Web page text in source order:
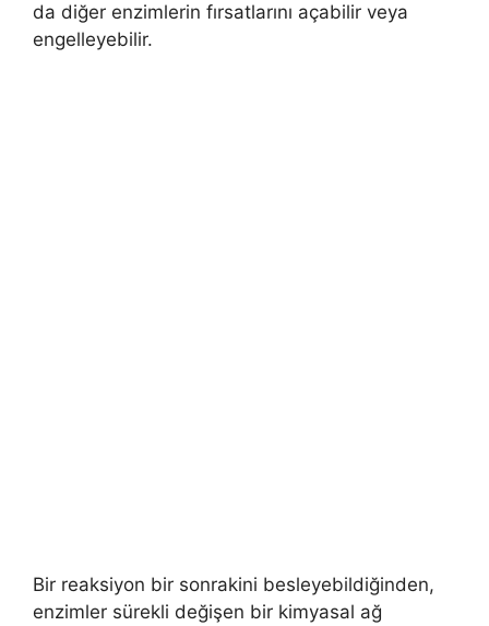
da diğer enzimlerin fırsatlarını açabilir veya
engelleyebilir.
Bir reaksiyon bir sonrakini besleyebildiğinden,
enzimler sürekli değişen bir kimyasal ağ